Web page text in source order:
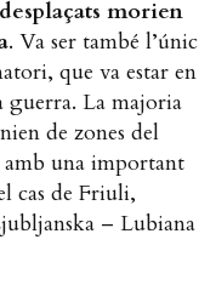
morien
. Va ser també l’únic
que va estar en
guerra. La majoria
de zones del
una important
cas de Friuli,
– Lubiana